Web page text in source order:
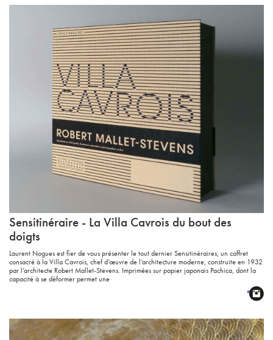
Sensitinéraire - La Villa Cavrois du bout des
doigts
Laurent Nogues est fier de vous présenter le tout dernier Sensitinéraires, un coffret
consacré à la Villa Cavrois, chef d’œuvre de l’architecture moderne, construite en 1932
par l’architecte Robert Mallet-Stevens. Imprimées sur papier japonais Pachica, dont la
capacité à se déformer permet une